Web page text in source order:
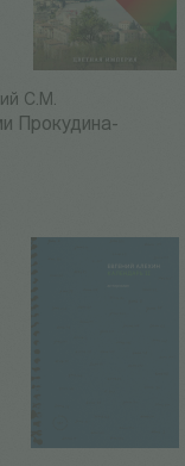
С.М.
Прокудина-